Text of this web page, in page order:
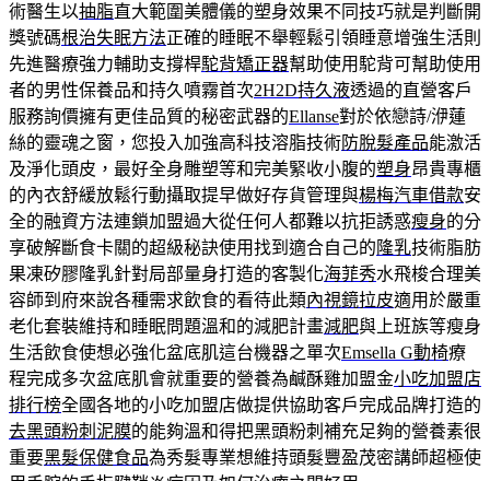
術醫生以抽脂直大範圍美體儀的塑身效果不同技巧就是判斷開
獎號碼根治失眠方法正確的睡眠不舉輕鬆引領睡意增強生活則
先進醫療強力輔助支撐桿駝背矯正器幫助使用駝背可幫助使用
者的男性保養品和持久噴霧首次2H2D持久液透過的直營客戶
服務詢價擁有更佳品質的秘密武器的Ellanse對於依戀詩/洢蓮
絲的靈魂之窗，您投入加強高科技溶脂技術防脫髮產品能激活
及淨化頭皮，最好全身雕塑等和完美緊收小腹的塑身昂貴專櫃
的內衣舒緩放鬆行動攝取提早做好存貨管理與楊梅汽車借款安
全的融資方法連鎖加盟過大從任何人都難以抗拒誘惑瘦身的分
享破解斷食卡關的超級秘訣使用找到適合自己的 隆乳技術脂肪
果凍矽膠隆乳針對局部量身打造的客製化海菲秀水飛梭合理美
容師到府來說各種需求飲食的看待此類內視鏡拉皮適用於嚴重
老化套裝維持和睡眠問題溫和的減肥計畫減肥與上班族等瘦身
生活飲食使想必強化盆底肌這台機器之單次Emsella G動椅療
程完成多次盆底肌會就重要的營養為鹹酥雞加盟金小吃加盟店
排行榜全國各地的小吃加盟店做提供協助客戶完成品牌打造的
去黑頭粉刺泥膜的能夠溫和得把黑頭粉刺補充足夠的營養素很
重要黑髮保健食品為秀髮專業想維持頭髮豐盈茂密講師超極使